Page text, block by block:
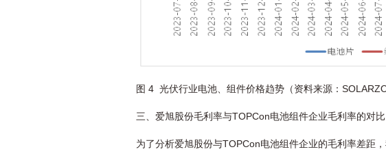
图 4 光伏行业电池、组件价格趋势（资料来源：
三、爱旭股份毛利率与TOPCon电池组件企业毛利率的对比
为了分析爱旭股份与TOPCon电池组件企业的毛利率差距